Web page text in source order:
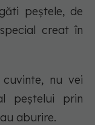
peștele, de
creat în
nu vei
peștelui prin
aburire.